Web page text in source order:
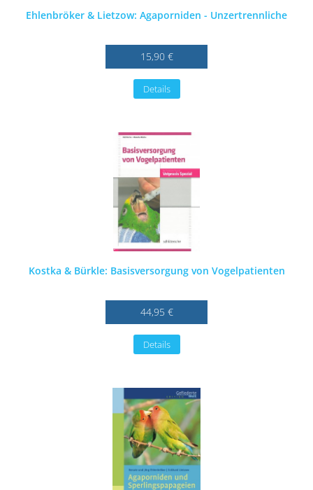
Ehlenbröker & Lietzow: Agaporniden - Unzertrennliche
15,90 €
Details
Kostka & Bürkle: Basisversorgung von Vogelpatienten
44,95 €
Details